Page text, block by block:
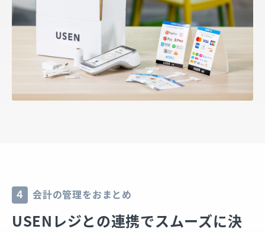
4 会計の管理をおまとめ
USENレジとの連携でスムーズに決